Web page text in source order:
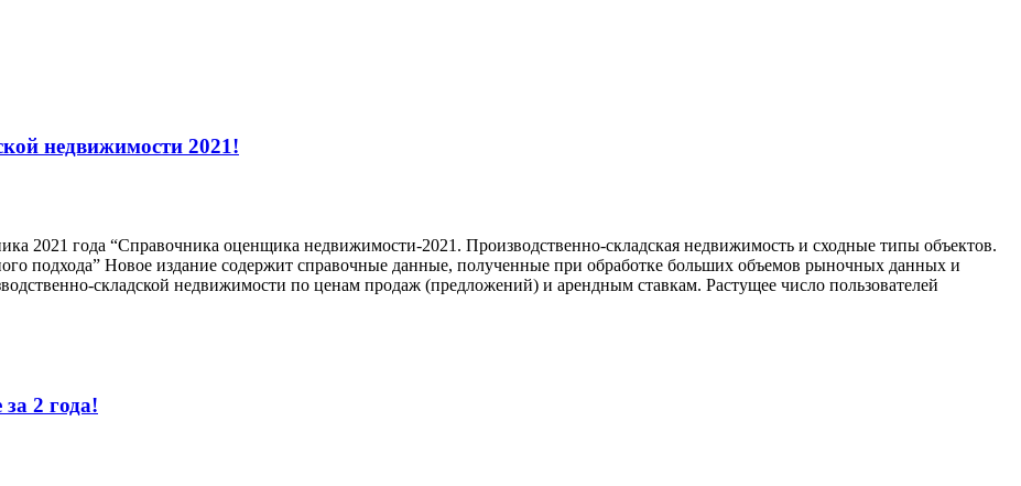
недвижимости 2021!
2021 года “Справочника оценщика недвижимости-2021. Производственно-складская недвижимость и сходные типы объектов.
подхода” Новое издание содержит справочные данные, полученные при обработке больших объемов рыночных данных и
складской недвижимости по ценам продаж (предложений) и арендным ставкам. Растущее число пользователей
2 года!